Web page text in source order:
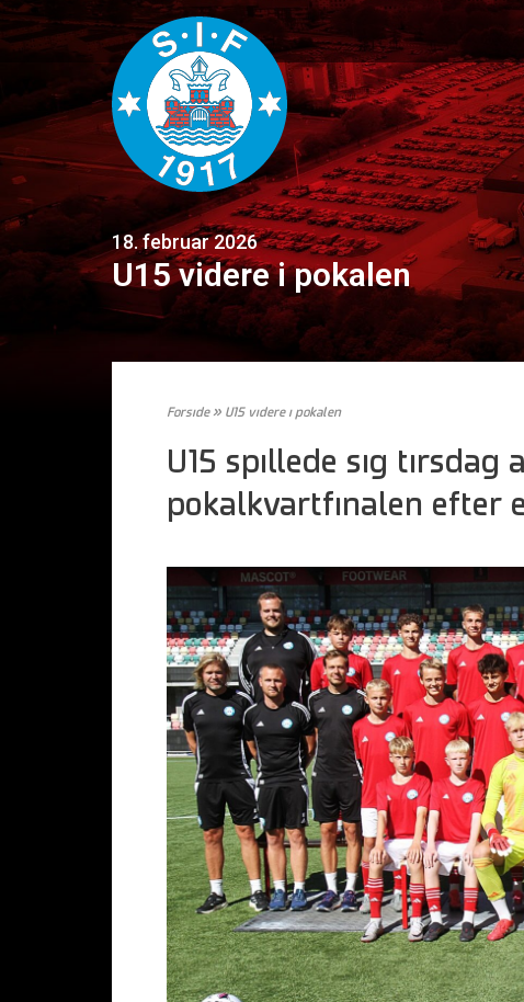
18. februar 2026
U15 videre i pokalen
Forside» U15 videre i pokalen
U15 spillede sig tirsdag
pokalkvartfinalen efter